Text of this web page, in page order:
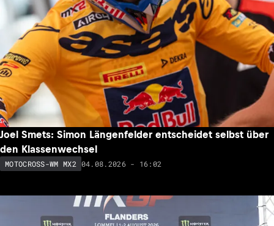
Joel Smets: Simon Längenfelder entscheidet selbst über
den Klassenwechsel
MOTOCROSS-WM MX2 04.08.2026 - 16:02